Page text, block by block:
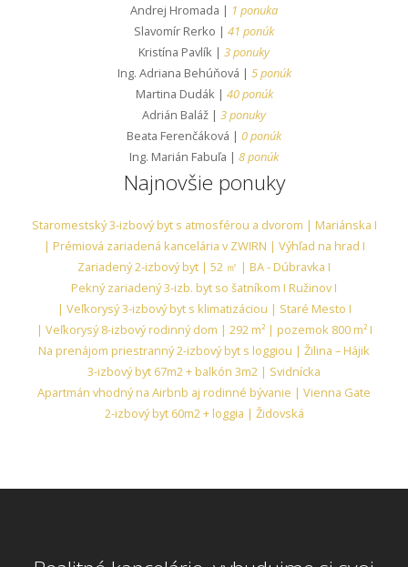
Andrej Hromada | 1 ponuka
Slavomír Rerko | 41 ponúk
Kristína Pavlík | 3 ponuky
Ing. Adriana Behúňová | 5 ponúk
Martina Dudák | 40 ponúk
Adrián Baláž | 3 ponuky
Beata Ferenčáková | 0 ponúk
Ing. Marián Fabuľa | 8 ponúk
Najnovšie ponuky
Staromestský 3-izbový byt s atmosférou a dvorom | Mariánska I
| Prémiová zariadená kancelária v ZWIRN | Výhľad na hrad I
Zariadený 2-izbový byt | 52 ㎡ | BA - Dúbravka I
Pekný zariadený 3-izb. byt so šatníkom I Ružinov I
| Veľkorysý 3-izbový byt s klimatizáciou | Staré Mesto I
| Veľkorysý 8-izbový rodinný dom | 292 m² | pozemok 800 m² I
Na prenájom priestranný 2-izbový byt s loggiou | Žilina – Hájik
3-izbový byt 67m2 + balkón 3m2 | Svidnícka
Apartmán vhodný na Airbnb aj rodinné bývanie | Vienna Gate
2-izbový byt 60m2 + loggia | Židovská